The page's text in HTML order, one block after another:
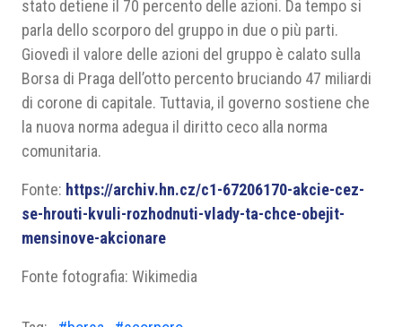
stato detiene il 70 percento delle azioni. Da tempo si
parla dello scorporo del gruppo in due o più parti.
Giovedì il valore delle azioni del gruppo è calato sulla
Borsa di Praga dell’otto percento bruciando 47 miliardi
di corone di capitale. Tuttavia, il governo sostiene che
la nuova norma adegua il diritto ceco alla norma
comunitaria.
Fonte: https://archiv.hn.cz/c1-67206170-akcie-cez-
se-hrouti-kvuli-rozhodnuti-vlady-ta-chce-obejit-
mensinove-akcionare
Fonte fotografia: Wikimedia